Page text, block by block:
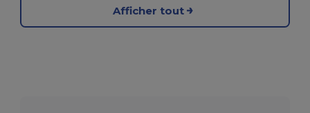
Afficher tout